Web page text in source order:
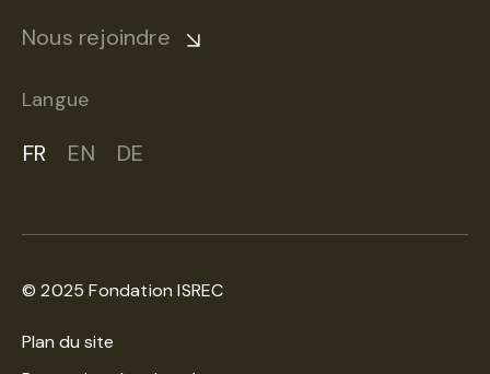
Nous rejoindre
Langue
FR EN DE
© 2025 Fondation ISREC
Plan du site